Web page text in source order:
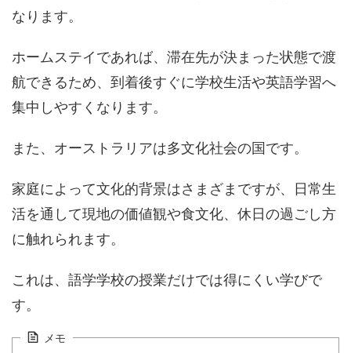
なります。
ホームステイであれば、滞在先が決まった状態で渡
航できるため、到着後すぐに学校生活や英語学習へ
集中しやすくなります。
また、オーストラリアは多文化社会の国です。
家庭によって文化的背景はさまざまですが、日常生
活を通して現地の価値観や食文化、休日の過ごし方
に触れられます。
これは、語学学校の授業だけでは得にくい学びで
す。
メモ